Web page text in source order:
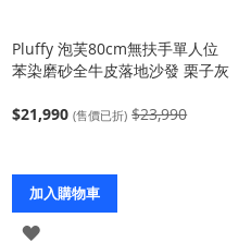
Pluffy 泡芙80cm無扶手單人位
苯染磨砂全牛皮落地沙發 栗子灰
$21,990 (售價已折) $23,990
加入購物車
登